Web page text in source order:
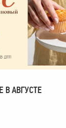
В АВГУСТЕ